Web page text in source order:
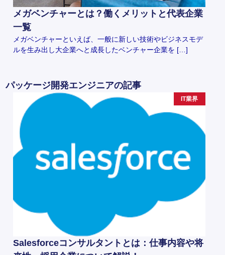
メガベンチャーとは？働くメリットと代表企業
一覧
メガベンチャーといえば、一般に新しい技術やビジネスモデ
ルを生み出し大企業へと成長したベンチャー企業を […]
パッケージ開発エンジニアの記事
IT業界
Salesforceコンサルタントとは：仕事内容や将